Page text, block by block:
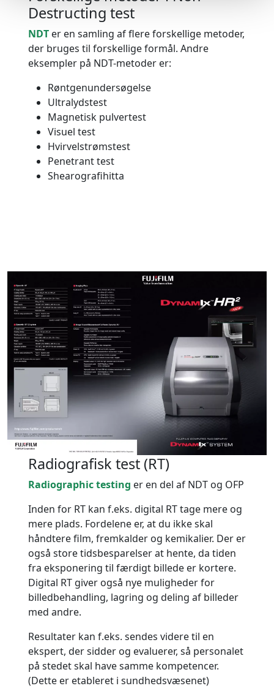
Destructing test
NDTer en samling af flere forskellige metoder,
der bruges til forskellige formål. Andre
eksempler på NDT-metoder er:
Røntgenundersøgelse
Ultralydstest
Magnetisk pulvertest
Visuel test
Hvirvelstrømstest
Penetrant test
Shearografihitta
Radiografisk test (RT)
Radiographic testing er en del af NDT og OFP
Inden for RT kan f.eks. digital RT tage mere og
mere plads. Fordelene er, at du ikke skal
håndtere film, fremkalder og kemikalier. Der er
også store tidsbesparelser at hente, da tiden
fra eksponering til færdigt billede er kortere.
Digital RT giver også nye muligheder for
billedbehandling, lagring og deling af billeder
med andre.
Resultater kan f.eks. sendes videre til en
ekspert, der sidder og evaluerer, så personalet
på stedet skal have samme kompetencer.
(Dette er etableret i sundhedsvæsenet)